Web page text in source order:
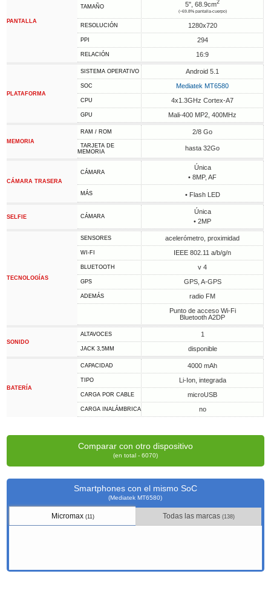
PANTALLA
TAMAÑO 5", 68.9cm2
(~69.8% pantalla-cuerpo)
RESOLUCIÓN 1280x720
PPI 294
RELACIÓN 16:9
PLATAFORMA
SISTEMA OPERATIVO Android 5.1
SOC Mediatek MT6580
CPU 4x1.3GHz Cortex-A7
GPU Mali-400 MP2, 400MHz
MEMORIA
RAM / ROM 2/8 Go
TARJETA DE
MEMORIA
hasta 32Go
CÁMARA TRASERA
CÁMARA
Única
• 8MP, AF
MÁS • Flash LED
SELFIE CÁMARA
Única
• 2MP
TECNOLOGÍAS
SENSORES acelerómetro, proximidad
WI-FI IEEE 802.11 a/b/g/n
BLUETOOTH v 4
GPS GPS, A-GPS
ADEMÁS
radio FM
Punto de acceso Wi-Fi
Bluetooth A2DP
SONIDO
ALTAVOCES 1
JACK 3,5MM disponible
BATERÍA
CAPACIDAD 4000 mAh
TIPO Li-Ion, integrada
CARGA POR CABLE microUSB
CARGA INALÁMBRICA no
Comparar con otro dispositivo
(en total - 6070)
Smartphones con el mismo SoC
(Mediatek MT6580)
Micromax (11) Todas las marcas(138)